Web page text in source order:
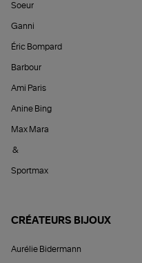
Soeur
Ganni
Éric Bompard
Barbour
Ami Paris
Anine Bing
Max Mara
&
Sportmax
CRÉATEURS BIJOUX
Aurélie Bidermann